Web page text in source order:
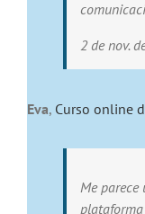
2 de nov.
Eva, Curso online
Me parece